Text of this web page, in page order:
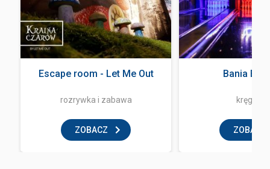
Escape room - Let Me Out
rozrywka i zabawa
ZOBACZ
Bania
ZOBACZ